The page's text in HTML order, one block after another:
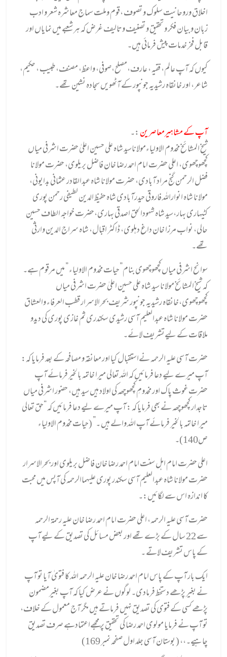
اخلاق وروحانیت سلوک و تصوف ،قوم وملت سماج معاشرہ شعر و ادب
زبان و بیان فکر و تحقیق و تصنیف وتالیف غرض کہ ہر شعبے میں نمایاں اور
قابل فخر خدمات پیش فرمائی ہیں۔
کیوں کہ آپ عالم، فقیہ ، عارف،مصلح،صوفی، واعظ، مصنف، طبیب ، حکیم،
شاعر، اور خانقاہ رشیدیہ جونپور کے آٹھویں سجادہ نشین تھے۔
آپ کے مشاہیرمعاصرین:۔
شیخ المشائخ مخدوم الاولیاءمولاناسید شاہ علی حسین اعلیٰ حضرت اشرفی میاں
کچھوچھوی، اعلی حضرت امام احمد رضا خان فاضل بریلوی، حضرت مولانا
فضل الرحمن گنج مراد آبادی، حضرت مولانا شاہ عبدالقادر عثمانی بدایونی،
مولانا شاہ انواراللہ فاروقی حیدرآبادی شاہ حفیظ الدین لطیفی رحمن پوری
کٹیہاری بہار،سید شاہ شہودالحق اصدقی بہاری،حضرت خواجہ الطاف حسین
حالی، نواب مرزا خان داغ دہلوی، ڈاکٹر اقبال، شاہ سراج الدین وارثی
تھے۔
سوانح اشرفی میاں کچھوچھوی بنام”حیات مخدوم الاولیاء ” میں مرقوم ہے۔
کہ شیخ المشائخ مولانا سید شاہ علی حسین اعلیٰ حضرت اشرفی میاں
کچھوچھوی،خانقاہ رشیدیہ جونپور شریف بحرالاسرار قطب العرفاء والعشاق
حضرت مولانا شاہ عبدالعلیم آسی رشیدی سکندری ثمغازی پوری کی دیدو
ملاقات کے لیےتشریف لائے۔
حضرت آسی علیہ الرحمہ نےاستقبال کیا اور معانقہ و مصافحہ کے بعد فرمایا کہ:
آپ میرے لیے دعا فرمائیں کہ اللہ تعالی میرا خاتمہ بالخیر فرمائے آپ
حضرت غوث پاک اور مخدومِ کچھوچھہ کی اولاد ہیں سید ہیں، حضور اشرفی میاں
تاجدار کچھوچھہ نے بھی فرمایا کہ : آپ میرے لیے دعا فرمائیں کہ “حق تعالی
میرا خاتمہ بالخیر فرمائے آپ اللہ والے ہیں ۔” (حیات مخدوم الاولیاء
ص140)۔
اعلی حضرت امام اہل سنت امام احمد رضا خان فاضل بریلوی اور بحرالاسرار
حضرت مولانا شاہ عبدالعلیم آسی سکندر پوری علیہماالرحمہ کی آپس میں محبت
کا اندازہ اس سے لگائیں:۔
حضرت آسی علیہ الرحمہ، اعلی حضرت امام احمد رضا خان علیہ رحمۃ الرحمہ
سے 22 سال کے بڑے تھے اور بعض مسائل کی تصدیق کے لیے آپ
کے پاس تشریف لاتے ۔
ایک بار آپ کے پاس امام احمد رضا خان علیہ الرحمہ اللہ کا فتویٰ آیا تو آپ
نے بغیر پڑھے دستخط فرمادی۔ لوگوں نے عرض کیا کہ آپ بغیرمضمون
پڑھے کسی کے فتوی کی تصدیق نہیں فرماتے ہیں مگر آج معمول کے خلاف،
تو آپ نے فرمایا مولوی احمد رضا کی تحقیق پر مجھےاعتمادہے صرف تصدیق
چاہیے۔،، ( بوستان آسی جلد اول صفحہ نمبر 169)